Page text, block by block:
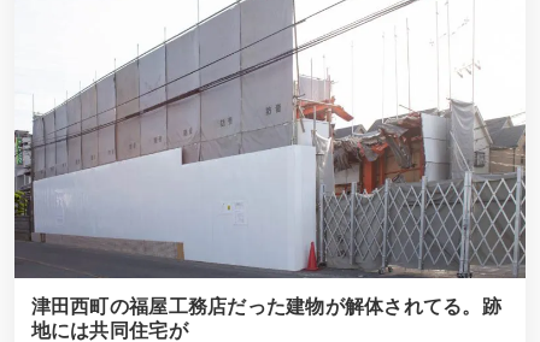
津田西町の福屋工務店だった建物が解体されてる。跡
地には共同住宅が